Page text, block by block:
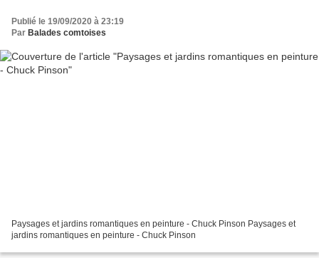
Publié le 19/09/2020 à 23:19
Par Balades comtoises
Paysages et jardins romantiques en peinture - Chuck Pinson Paysages et
jardins romantiques en peinture - Chuck Pinson